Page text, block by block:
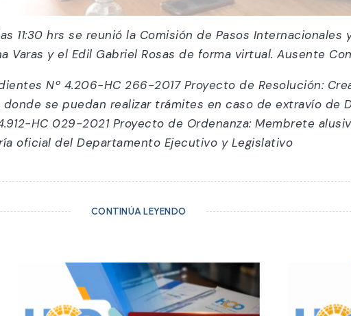
11:30 hrs se reunió la Comisión de Pasos Internacionales
Varas y el Edil Gabriel Rosas de forma virtual. Ausente
Nº 4.206-HC 266-2017 Proyecto de Resolución:
se puedan realizar trámites en caso de extravío de
HC 029-2021 Proyecto de Ordenanza: Membrete
oficial del Departamento Ejecutivo y Legislativo
CONTINÚA LEYENDO